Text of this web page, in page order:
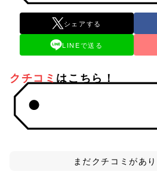
シェアする
LINEで送る
クチコミ はこちら！
まだクチコミがあり